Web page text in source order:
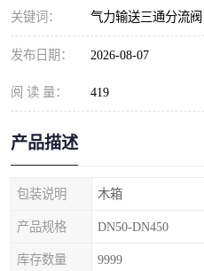
关键词： 气力输送三通分流阀
发布日期： 2026-08-07
阅 读 量： 419
产品描述
包装说明 木箱
产品规格 DN50-DN450
库存数量 9999